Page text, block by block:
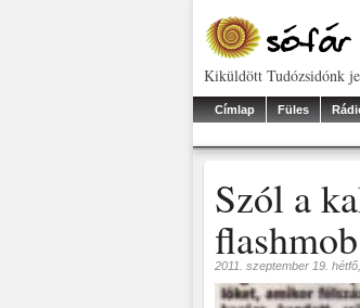
Kiküldött Tudózsidónk
Címlap Füles
Szól a
2011. szeptember 19.